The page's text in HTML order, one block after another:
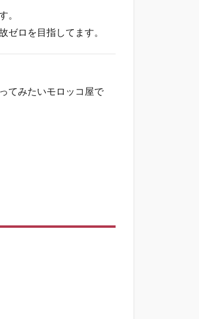
。
ゼロを目指してます。
てみたいモロッコ屋で